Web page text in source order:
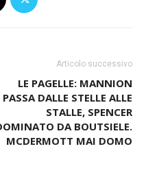
LE PAGELLE: MANNION
STALLE, SPENCER
DOMINATO DA BOUTSIELE.
MCDERMOTT MAI DOMO